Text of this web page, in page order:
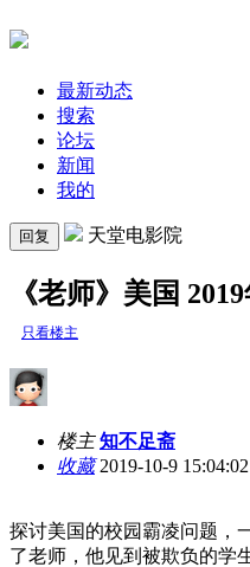
最新动态
搜索
论坛
新闻
我的
回复 天堂电影院
《老师》美国
只看楼主
楼主 知不足斋
收藏2019-10-9 15:04:02
探讨美国的校园霸凌问题，
了老师，他见到被欺负的学